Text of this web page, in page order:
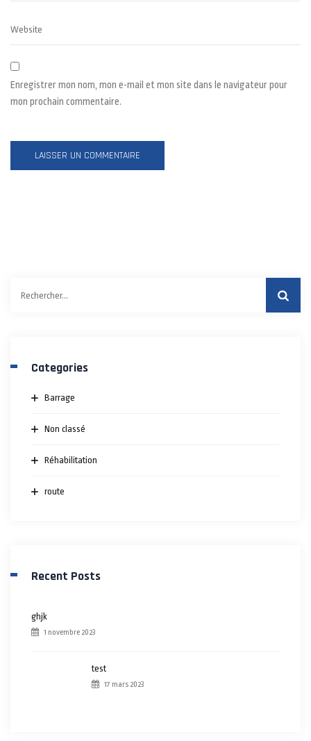
Enregistrer mon nom, mon e-mail et mon site dans le navigateur pour
mon prochain commentaire.
Categories
Barrage
Non classé
Réhabilitation
route
Recent Posts
ghjk
1 novembre 2023
test
17 mars 2023